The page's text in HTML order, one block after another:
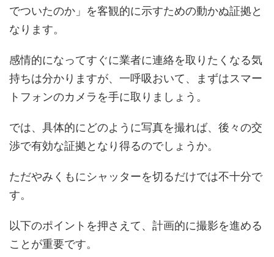
でついたのか」を客観的に示すための動かぬ証拠と
なります。
感情的になってすぐに業者に連絡を取りたくなる気
持ちは分かりますが、一呼吸おいて、まずはスマー
トフォンのカメラを手に取りましょう。
では、具体的にどのように写真を撮れば、後々の交
渉で有効な証拠となり得るのでしょうか。
ただやみくもにシャッターを切るだけでは不十分で
す。
以下のポイントを押さえて、計画的に撮影を進める
ことが重要です。